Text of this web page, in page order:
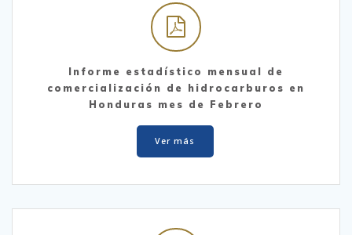
Informe estadístico mensual de
comercialización de hidrocarburos en
Honduras mes de Febrero
Ver más